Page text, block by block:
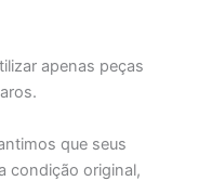
apenas peças
que seus
condição original,